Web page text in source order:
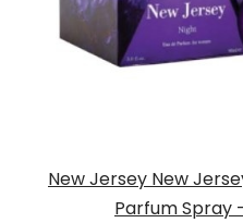
New Jersey New
Parfum Spray